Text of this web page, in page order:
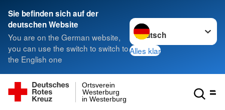
Sie befinden sich auf der
deutschen Website
You are on the German website,
you can use the switch to switch to
the English one
Sprache wechseln zu
Alles klar
in Westerburg
Westerburg
Ortsverein